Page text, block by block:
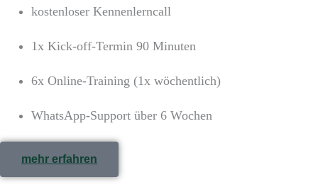
kostenloser Kennenlerncall
1x Kick-off-Termin 90 Minuten
6x Online-Training (1x wöchentlich)
WhatsApp-Support über 6 Wochen
mehr erfahren